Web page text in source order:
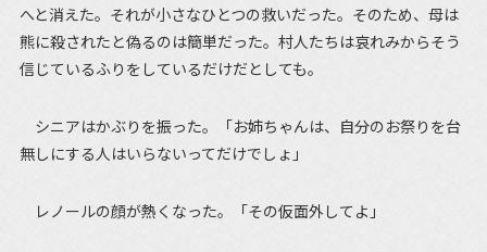
へと消えた。それが小さなひとつの救いだった。そのため、母は
熊に殺されたと偽るのは簡単だった。村人たちは哀れみからそう
信じているふりをしているだけだとしても。
シニアはかぶりを振った。「お姉ちゃんは、自分のお祭りを台
無しにする人はいらないってだけでしょ」
レノールの顔が熱くなった。「その仮面外してよ」